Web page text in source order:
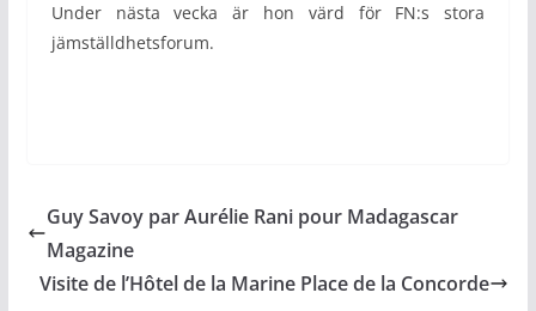
Under nästa vecka är hon värd för FN:s stora
jämställdhetsforum.
Guy Savoy par Aurélie Rani pour Madagascar
Magazine
Visite de l’Hôtel de la Marine Place de la Concorde